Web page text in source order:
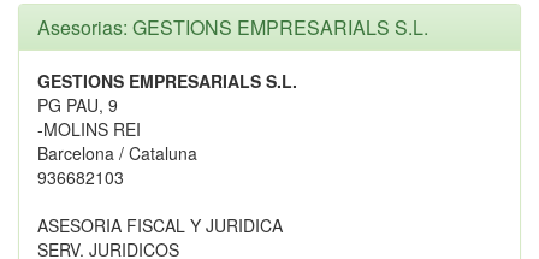
Asesorias: GESTIONS EMPRESARIALS S.L.
GESTIONS EMPRESARIALS S.L.
PG PAU, 9
-MOLINS REI
Barcelona / Cataluna
936682103
ASESORIA FISCAL Y JURIDICA
SERV. JURIDICOS